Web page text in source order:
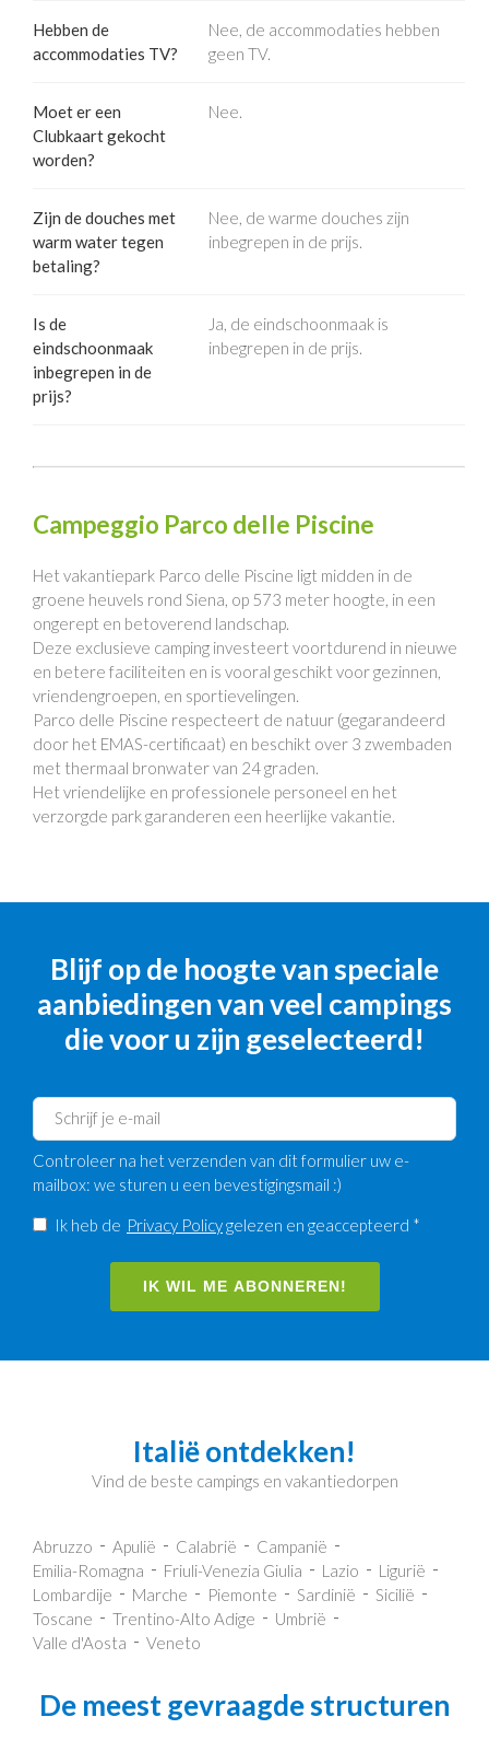
Hebben de
accommodaties TV?
Nee, de accommodaties hebben
geen TV.
Moet er een
Clubkaart gekocht
worden?
Nee.
Zijn de douches met
warm water tegen
betaling?
Nee, de warme douches zijn
inbegrepen in de prijs.
Is de
eindschoonmaak
inbegrepen in de
prijs?
Ja, de eindschoonmaak is
inbegrepen in de prijs.
Campeggio Parco delle Piscine
Het vakantiepark Parco delle Piscine ligt midden in de
groene heuvels rond Siena, op 573 meter hoogte, in een
ongerept en betoverend landschap.
Deze exclusieve camping investeert voortdurend in nieuwe
en betere faciliteiten en is vooral geschikt voor gezinnen,
vriendengroepen, en sportievelingen.
Parco delle Piscine respecteert de natuur (gegarandeerd
door het EMAS-certificaat) en beschikt over 3 zwembaden
met thermaal bronwater van 24 graden.
Het vriendelijke en professionele personeel en het
verzorgde park garanderen een heerlijke vakantie.
Blijf op de hoogte van speciale
aanbiedingen van veel campings
die voor u zijn geselecteerd!
Controleer na het verzenden van dit formulier uw e-
mailbox: we sturen u een bevestigingsmail :)
Ik heb de Privacy Policygelezen en geaccepteerd *
IK WIL ME ABONNEREN!
Italië ontdekken!
Vind de beste campings en vakantiedorpen
Abruzzo Apulië Calabrië
Campanië
Emilia-Romagna
Friuli-Venezia Giulia Lazio
Ligurië
Lombardije
Marche Piemonte Sardinië
Sicilië
Toscane
Trentino-Alto Adige
Umbrië
Valle d'Aosta
Veneto
De meest gevraagde structuren